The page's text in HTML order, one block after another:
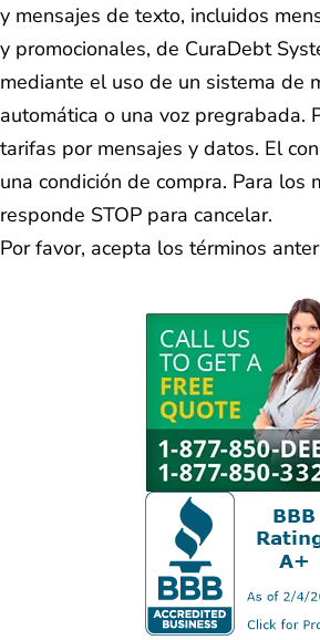
y mensajes de texto, incluidos
y promocionales, de CuraDebt
mediante el uso de un sistema de
automática o una voz pregrabada.
tarifas por mensajes y datos. El
una condición de compra. Para los
responde STOP para cancelar.
Por favor, acepta los términos